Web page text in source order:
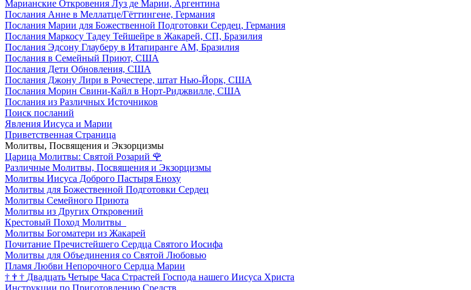
Марианские Откровения Луз де Марии, Аргентина
Послания Анне в Меллатце/Гёттингене, Германия
Послания Марии для Божественной Подготовки Сердец, Германия
Послания Маркосу Тадеу Тейшейре в Жакарей, СП, Бразилия
Послания Эдсону Глауберу в Итапиранге AM, Бразилия
Послания в Семейный Приют, США
Послания Дети Обновления, США
Послания Джону Лири в Рочестере, штат Нью-Йорк, США
Послания Морин Свини-Кайл в Норт-Риджвилле, США
Послания из Различных Источников
Поиск посланий
Явления Иисуса и Марии
Приветственная Страница
Молитвы, Посвящения и Экзорцизмы
Царица Молитвы: Святой Розарий 🌹
Различные Молитвы, Посвящения и Экзорцизмы
Молитвы Иисуса Доброго Пастыря Еноху
Молитвы для Божественной Подготовки Сердец
Молитвы Семейного Приюта
Молитвы из Других Откровений
Крестовый Поход Молитвы
Молитвы Богоматери из Жакарей
Почитание Пречистейшего Сердца Святого Иосифа
Молитвы для Объединения со Святой Любовью
Пламя Любви Непорочного Сердца Марии
† † † Двадцать Четыре Часа Страстей Господа нашего Иисуса Христа
Инструкции по Приготовлению Средств